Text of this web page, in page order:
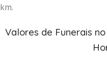
km.
Valores de Funerais